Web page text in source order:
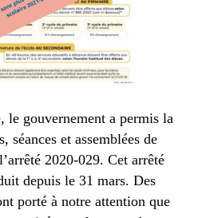
le gouvernement a permis la
séances et assemblées de
2020-029. Cet arrêté
depuis le 31 mars. Des
porté à notre attention que